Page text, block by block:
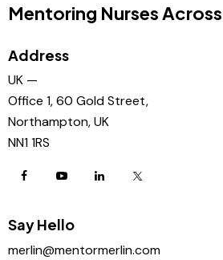
Mentoring Nurses
Address
UK —
Office 1, 60 Gold Street,
Northampton, UK
NN1 1RS
Say Hello
merlin@mentormerlin.com